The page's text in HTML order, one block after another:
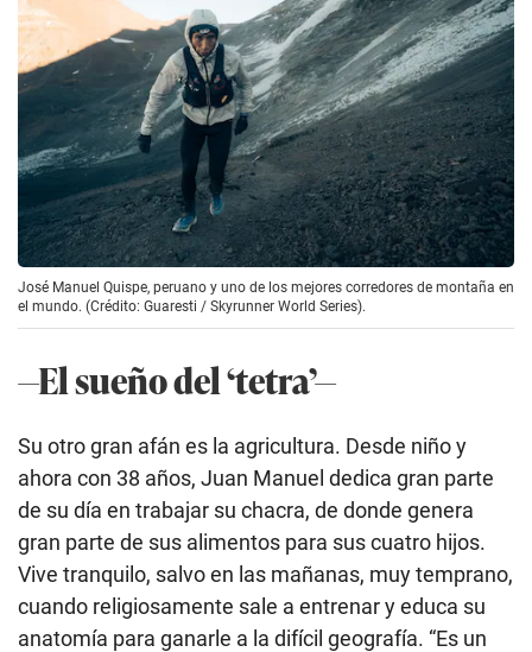
José Manuel Quispe, peruano y uno de los mejores corredores de montaña en
el mundo. (Crédito: Guaresti / Skyrunner World Series).
—El sueño del ‘tetra’—
Su otro gran afán es la agricultura. Desde niño y
ahora con 38 años, Juan Manuel dedica gran parte
de su día en trabajar su chacra, de donde genera
gran parte de sus alimentos para sus cuatro hijos.
Vive tranquilo, salvo en las mañanas, muy temprano,
cuando religiosamente sale a entrenar y educa su
anatomía para ganarle a la difícil geografía. “Es un